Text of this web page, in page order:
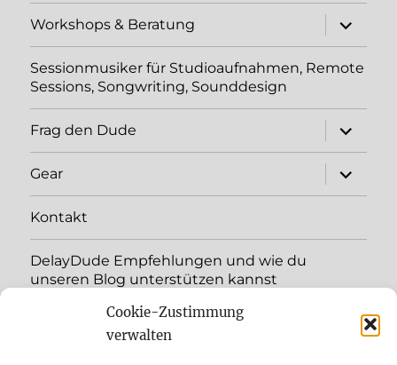
Cookie-Zustimmung
verwalten
Workshops & Beratung
öffnen
Sessionmusiker für Studioaufnahmen, Remote
Sessions, Songwriting, Sounddesign
Frag den Dude
öffnen
Gear
öffnen
Kontakt
DelayDude Empfehlungen und wie du
unseren Blog unterstützen kannst
öffnen